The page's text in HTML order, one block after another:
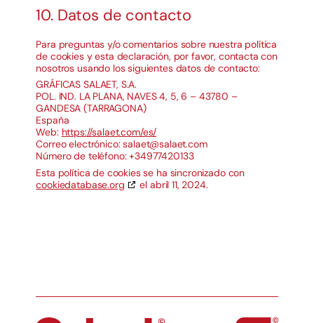
10. Datos de contacto
Para preguntas y/o comentarios sobre nuestra política
de cookies y esta declaración, por favor, contacta con
nosotros usando los siguientes datos de contacto:
GRÁFICAS SALAET, S.A.
POL. IND. LA PLANA, NAVES 4, 5, 6 – 43780 –
GANDESA (TARRAGONA)
España
Web: https://salaet.com/es/
Correo electrónico:salaet@salaet.com
Número de teléfono: +34977420133
Esta política de cookies se ha sincronizado con
cookiedatabase.org
el abril 11, 2024.